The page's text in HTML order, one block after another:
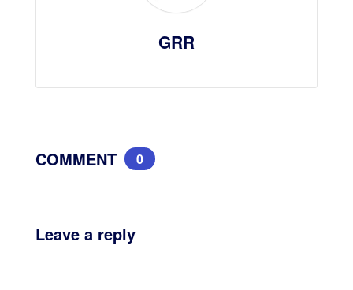
GRR
COMMENT 0
Leave a reply